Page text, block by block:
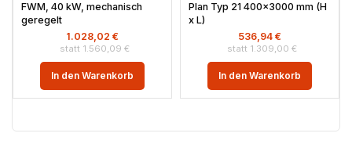
FWM, 40 kW, mechanisch
geregelt
1.560,09 €
1.028,02 €
In den Warenkorb
Plan Typ 21 400×3000 mm (H
x L)
1.309,00 €
536,94 €
In den Warenkorb